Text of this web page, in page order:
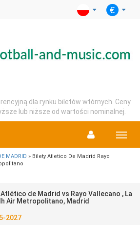
dla rynku biletów wtórnych. Ceny
lub niższe od wartości nominalnej.
Menu
MADRID » Bilety Atletico De Madrid Rayo
de Madrid vs Rayo Vallecano , La
Air Metropolitano, Madrid
2027